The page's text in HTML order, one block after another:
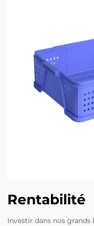
Rentabilité
Investir dans nos